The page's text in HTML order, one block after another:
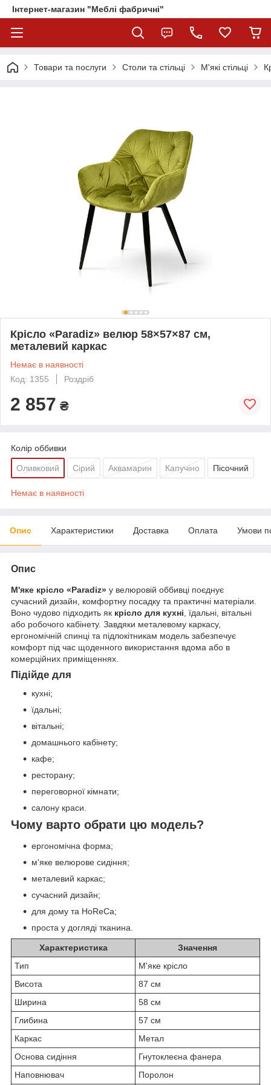
Інтернет-магазин "Меблі фабричні"
Товари та послуги Столи та стільці М'які стільці
Крісло «Paradiz» велюр 58×57×87 см,
металевий каркас
Немає в наявності
Код: 1355
Роздріб
2 857 ₴
Колір оббивки
Оливковий Сірий Аквамарин Капучіно Пісочний
Немає в наявності
Опис Характеристики Доставка Оплата Умови
Опис
М'яке крісло «Paradiz» у велюровій оббивці поєднує
сучасний дизайн, комфортну посадку та практичні матеріали.
Воно чудово підходить як крісло для кухні , їдальні, вітальні
або робочого кабінету. Завдяки металевому каркасу,
ергономічній спинці та підлокітникам модель забезпечує
комфорт під час щоденного використання вдома або в
комерційних приміщеннях.
Підійде для
кухні;
їдальні;
вітальні;
домашнього кабінету;
кафе;
ресторану;
переговорної кімнати;
салону краси.
Чому варто обрати цю модель?
ергономічна форма;
м'яке велюрове сидіння;
металевий каркас;
сучасний дизайн;
для дому та HoReCa;
проста у догляді тканина.
Характеристика
Значення
Тип
М'яке крісло
Висота
87 см
Ширина
58 см
Глибина
57 см
Каркас
Метал
Основа сидіння
Гнутоклеєна фанера
Наповнювач
Поролон